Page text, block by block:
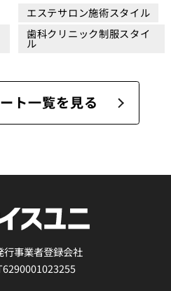
エステサロン施術スタイル
歯科クリニック制服スタイ
ル
ト一覧を見る
行事業者登録会社